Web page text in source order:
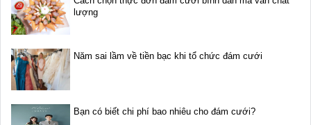
lượng
Năm sai lầm về tiền bạc khi tổ chức đám cưới
Bạn có biết chi phí bao nhiêu cho đám cưới?